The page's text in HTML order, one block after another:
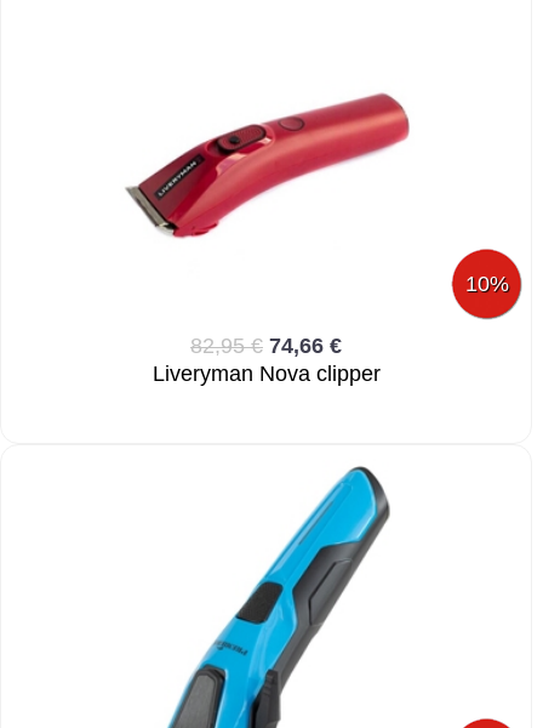
10%
82,95 € 74,66 €
Liveryman Nova clipper